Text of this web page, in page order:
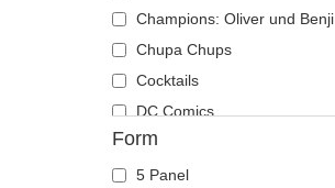
Labrador retriever
Languste
Libelle
Löwe
Löwin
Maus
Open Back
Runner
The 90s
The Ball
The Retro
The Snap
Champions: Oliver und Benji
Chupa Chups
Cocktails
DC Comics
Der Herr der Ringe
Die Schlümpfe
Form
5 Panel